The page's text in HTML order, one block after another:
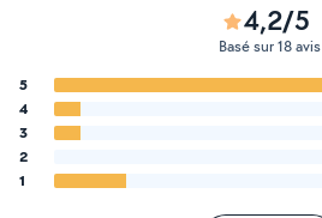
4,2/5
Basé sur 18 avis
5
4
3
2
1